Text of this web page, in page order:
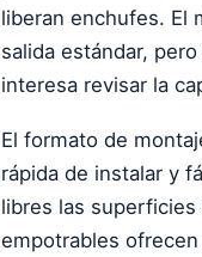
liberan enchufes. El
salida estándar,
interesa revisar la
El formato de
rápida de instalar y
libres las
empotrables